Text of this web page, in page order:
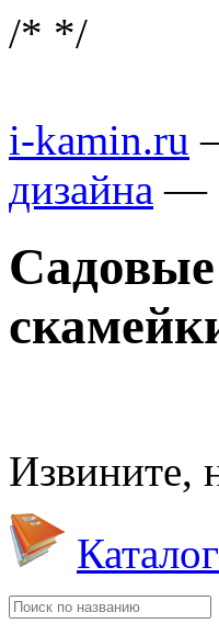
/* */
i-kamin.ru
дизайна —
Извините,
Каталог